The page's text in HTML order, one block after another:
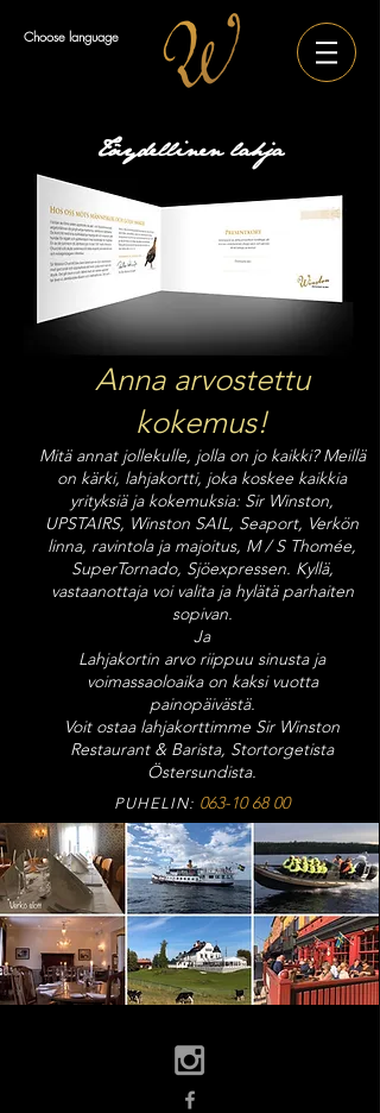
Choose language
Täydellinen lahja
Anna arvostettu
kokemus!
Mitä annat jollekulle, jolla on jo kaikki? Meillä
on kärki, lahjakortti, joka koskee kaikkia
yrityksiä ja kokemuksia: Sir Winston,
UPSTAIRS, Winston SAIL, Seaport, Verkön
linna, ravintola ja majoitus, M / S Thomée,
SuperTornado, Sjöexpressen. Kyllä,
vastaanottaja voi valita ja hylätä parhaiten
sopivan.
Ja
Lahjakortin arvo riippuu sinusta ja
voimassaoloaika on kaksi vuotta
painopäivästä.
Voit ostaa lahjakorttimme Sir Winston
Restaurant & Barista, Stortorgetista
Östersundista.
PUHELIN: 063-10 68 00